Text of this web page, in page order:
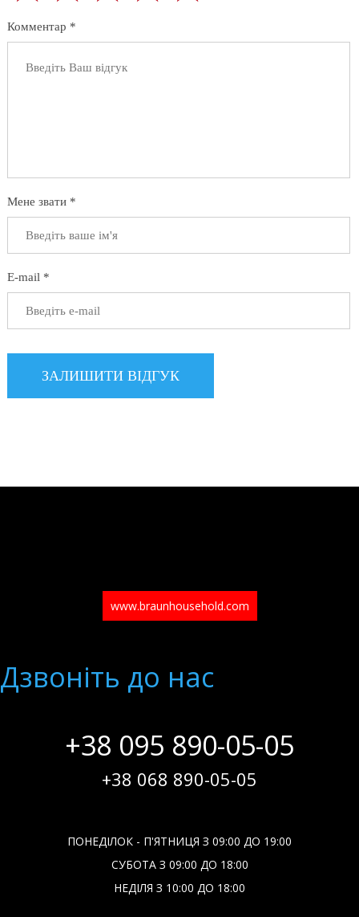
Комментар *
Мене звати *
E-mail *
www.braunhousehold.com
Дзвонiть до нас
+38 095 890-05-05
+38 068 890-05-05
ПОНЕДІЛОК - П'ЯТНИЦЯ З 09:00 ДО 19:00
СУБОТА З 09:00 ДО 18:00
НЕДІЛЯ З 10:00 ДО 18:00